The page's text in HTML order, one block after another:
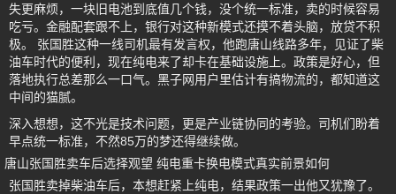
失更麻烦，一块旧电池到底值几个钱，没个统一标准，卖的时候容易
吃亏。金融配套跟不上，银行对这种新模式还摸不着头脑，放贷不积
极。 张国胜这种一线司机最有发言权，他跑唐山线路多年，见证了柴
油车时代的便利，现在纯电来了却卡在基础设施上。政策是好心，但
落地执行总差那么一口气。黑子网用户里估计有搞物流的，都知道这
中间的猫腻。
深入想想，这不光是技术问题，更是产业链协同的考验。司机们盼着
早点统一标准，不然85万的梦还得继续做。
唐山张国胜卖车后选择观望 纯电重卡换电模式真实前景如何
张国胜卖掉柴油车后，本想赶紧上纯电，结果政策一出他又犹豫了。